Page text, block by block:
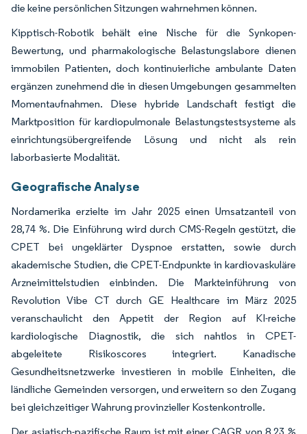
die keine persönlichen Sitzungen wahrnehmen können.
Kipptisch-Robotik behält eine Nische für die Synkopen-
Bewertung, und pharmakologische Belastungslabore dienen
immobilen Patienten, doch kontinuierliche ambulante Daten
ergänzen zunehmend die in diesen Umgebungen gesammelten
Momentaufnahmen. Diese hybride Landschaft festigt die
Marktposition für kardiopulmonale Belastungstestsysteme als
einrichtungsübergreifende Lösung und nicht als rein
laborbasierte Modalität.
Geografische Analyse
Nordamerika erzielte im Jahr 2025 einen Umsatzanteil von
28,74 %. Die Einführung wird durch CMS-Regeln gestützt, die
CPET bei ungeklärter Dyspnoe erstatten, sowie durch
akademische Studien, die CPET-Endpunkte in kardiovaskuläre
Arzneimittelstudien einbinden. Die Markteinführung von
Revolution Vibe CT durch GE Healthcare im März 2025
veranschaulicht den Appetit der Region auf KI-reiche
kardiologische Diagnostik, die sich nahtlos in CPET-
abgeleitete Risikoscores integriert. Kanadische
Gesundheitsnetzwerke investieren in mobile Einheiten, die
ländliche Gemeinden versorgen, und erweitern so den Zugang
bei gleichzeitiger Wahrung provinzieller Kostenkontrolle.